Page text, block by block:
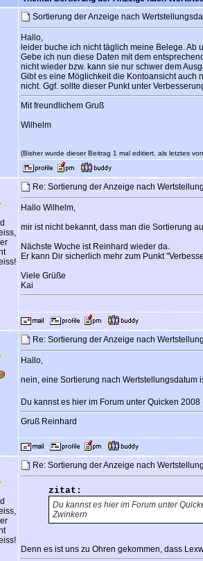
Sortierung der Anzeige nach
Hallo,
leider buche ich nicht täglich meine Belege. Ab
Gebe ich nun diese Daten mit dem
nicht wieder bzw. kann sie nur schwer dem
Gibt es eine Möglichkeit die Kontoansicht auch
nicht. Ggf. sollte dieser Punkt unter
Mit freundlichem Gruß
Wilhelm
(Bisher wurde dieser Beitrag 1 mal editiert, als letztes
Re: Sortierung der Anzeige nach
Hallo Wilhelm,
mir ist nicht bekannt, dass man die Sortierung
Nächste Woche ist Reinhard wieder da.
Er kann Dir sicherlich mehr zum Punkt
Viele Grüße
Kai
Re: Sortierung der Anzeige nach
Hallo,
nein, eine Sortierung nach Wertstellungsdatum
Du kannst es hier im Forum unter Quicken
Gruß Reinhard
Re: Sortierung der Anzeige nach
zitat:
Du kannst es hier im Forum unter
Zwinkern
Denn es ist uns zu Ohren gekommen, dass